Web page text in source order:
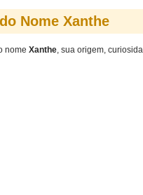
Nome Xanthe
nome Xanthe, sua origem,